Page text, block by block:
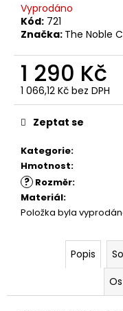
Vyprodáno
Kód: 721
Značka: The Noble
1 290 Kč
1 066,12 Kč bez DPH
Měrná
cena:
Kategorie:
Hmotnost:
? Rozměr:
Materiál:
Položka byla
Zeptat se
Popis
o
u
č
u
e
m
HARIBO
V
KRABIČCE
450G,
HARRY
Kč